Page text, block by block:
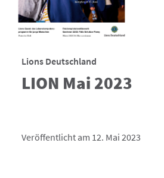
Lions Deutschland
LION Mai 2023
Veröffentlicht am 12. Mai 2023